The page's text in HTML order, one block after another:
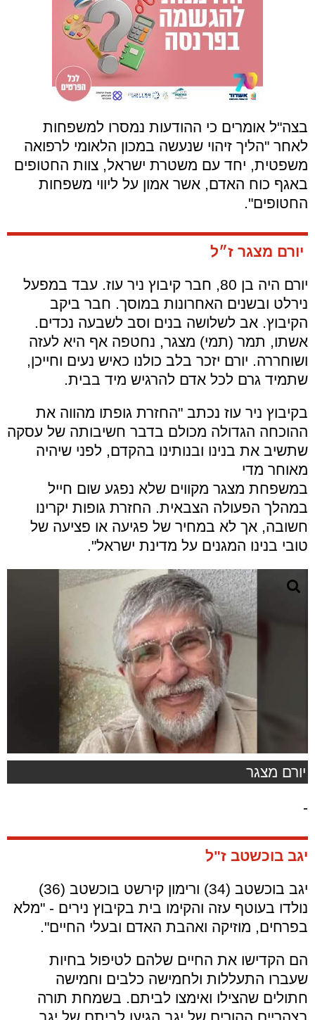
בצה"ל אומרים כי ההודעות נמסרו למשפחות
לאחר "הליך זיהוי שנעשה במכון הלאומי לרפואה
משפטית, יחד עם משטרת ישראל, צוות החטופים
באגף כוח האדם, אשר אמון על ליווי משפחות
החטופים".
יורם מצגר ז״ל
יורם היה בן 80, חבר קיבוץ ניר עוז. עבד במפעל
נירלט ובשנים האחרונות במוסך. חבר ביקב
הקיבוץ. אב לשלושה בנים וסב לשבעה נכדים.
אשתו, תמר (תמי) מצגר, נחטפה אף היא לעזה
ושוחררה. יורם יזכר בלב כולנו כאיש נעים וחייכן,
שתמיד גרם לכל אדם להרגיש מיד בבית.
בקיבוץ ניר עוז נכתב "החזרת גופתו מהווה את
ההוכחה הגדולה מכולם בדבר חשיבותה של עסקה
שתשיב את בנינו ובנותינו בהקדם, לפני שיהיה
מאוחר מדי
במשפחת מצגר מקווים שלא נפגע שום חייל
במהלך הפעולה הצבאית. החזרת גופות יקרינו
חשובה, אך לא במחיר של פגיעה או פציעה של
טובי בנינו המגנים על מדינת ישראל".
יורם מצגר
-
יגב בוכשטב ז"ל
יגב בוכשטב (34) ורימון קירשט בוכשטב (36)
נולדו בעוטף עזה והקימו בית בקיבוץ נירים - "מלא
בפרחים, מוזיקה ואהבת האדם ובעלי החיים".
הם הקדישו את החיים שלהם לטיפול בחיות
שעברו התעללות ולחמישה כלבים וחמישה
חתולים שהצילו ואימצו לביתם. בשמחת תורה